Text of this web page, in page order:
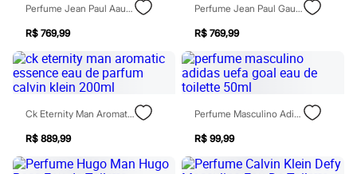
Pantufas
Rasteirinhas
Sandálias
Tênis
Diversão
Marcas
Baby Club
Fifteen
Miss Fifteen
Palomino
Moda íntima
Calcinhas
Perfume Jean Paul Aaultier Scandal Pour Homme Masculino Eau De Toilette 100ml
R$ 769,99
Perfume Jean Paul Gaultier Le Male Le Parfum Masculino Eau De Parfum 125ml Único
R$ 769,99
Ck Eternity Man Aromatic Essence Eau De Parfum Calvin Klein 200ml
R$ 889,99
Perfume Masculino Adidas Uefa Goal Eau De Toilette 50ml
R$ 99,99